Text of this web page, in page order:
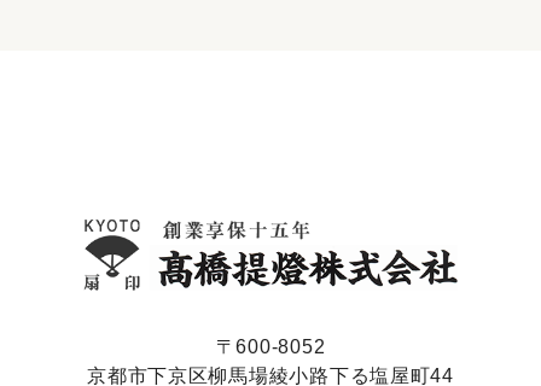
〒600-8052
京都市下京区柳馬場綾小路下る塩屋町44